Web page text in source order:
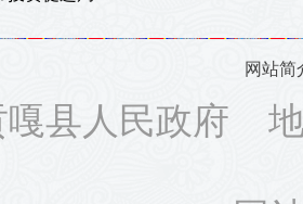
网站简
嘎县人民政府